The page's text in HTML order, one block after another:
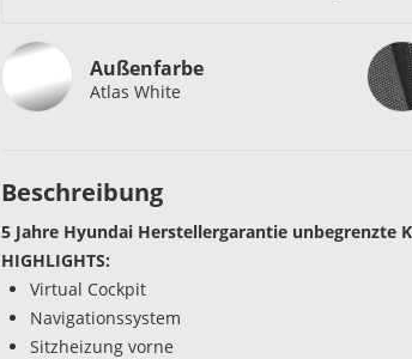
Außenfarbe
Atlas White
Beschreibung
5 Jahre Hyundai Herstellergarantie unbegrenzte
HIGHLIGHTS:
Virtual Cockpit
Navigationssystem
Sitzheizung vorne